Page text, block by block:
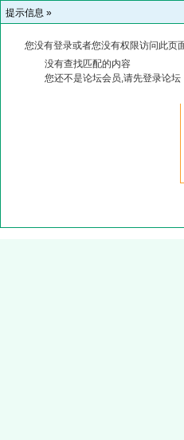
提示信息 »
您没有登录或者您没有权限访问此页
没有查找匹配的内容
您还不是论坛会员,请先登录论坛